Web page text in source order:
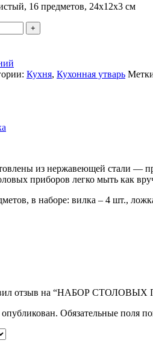
16 предметов, 24х12х3 см
Кухня, Кухонная утварь
из нержавеющей стали —
приборов легко мыть как
в наборе: вилка – 4 шт.,
отзыв на “НАБОР
Обязательные поля